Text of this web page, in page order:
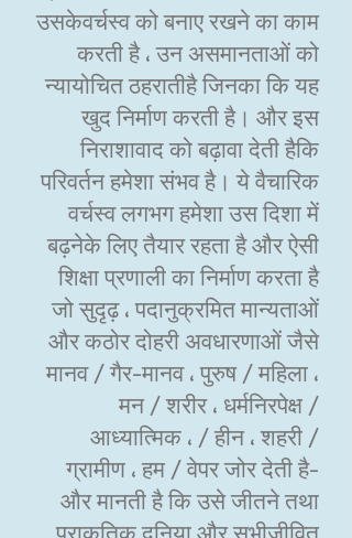
उसकेवर्चस्व को बनाए रखने का काम
करती है ، उन असमानताओं को
न्यायोचित ठहरातीहै जिनका कि यह
खुद निर्माण करती है। और इस
निराशावाद को बढ़ावा देती हैकि
परिवर्तन हमेशा संभव है। ये वैचारिक
वर्चस्व लगभग हमेशा उस दिशा में
बढ़नेके लिए तैयार रहता है और ऐसी
शिक्षा प्रणाली का निर्माण करता है
जो सुदृढ़ ، पदानुक्रमित मान्यताओं
और कठोर दोहरी अवधारणाओं जैसे
मानव / गैर-मानव ، पुरुष / महिला ،
मन / शरीर ، धर्मनिरपेक्ष /
आध्यात्मिक ، / हीन ، शहरी /
ग्रामीण ، हम / वेपर जोर देती है-
और मानती है कि उसे जीतने तथा